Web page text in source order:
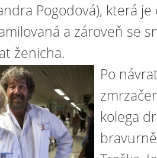
Pogodová), která
a zároveň se
ženicha.
Po
kolega